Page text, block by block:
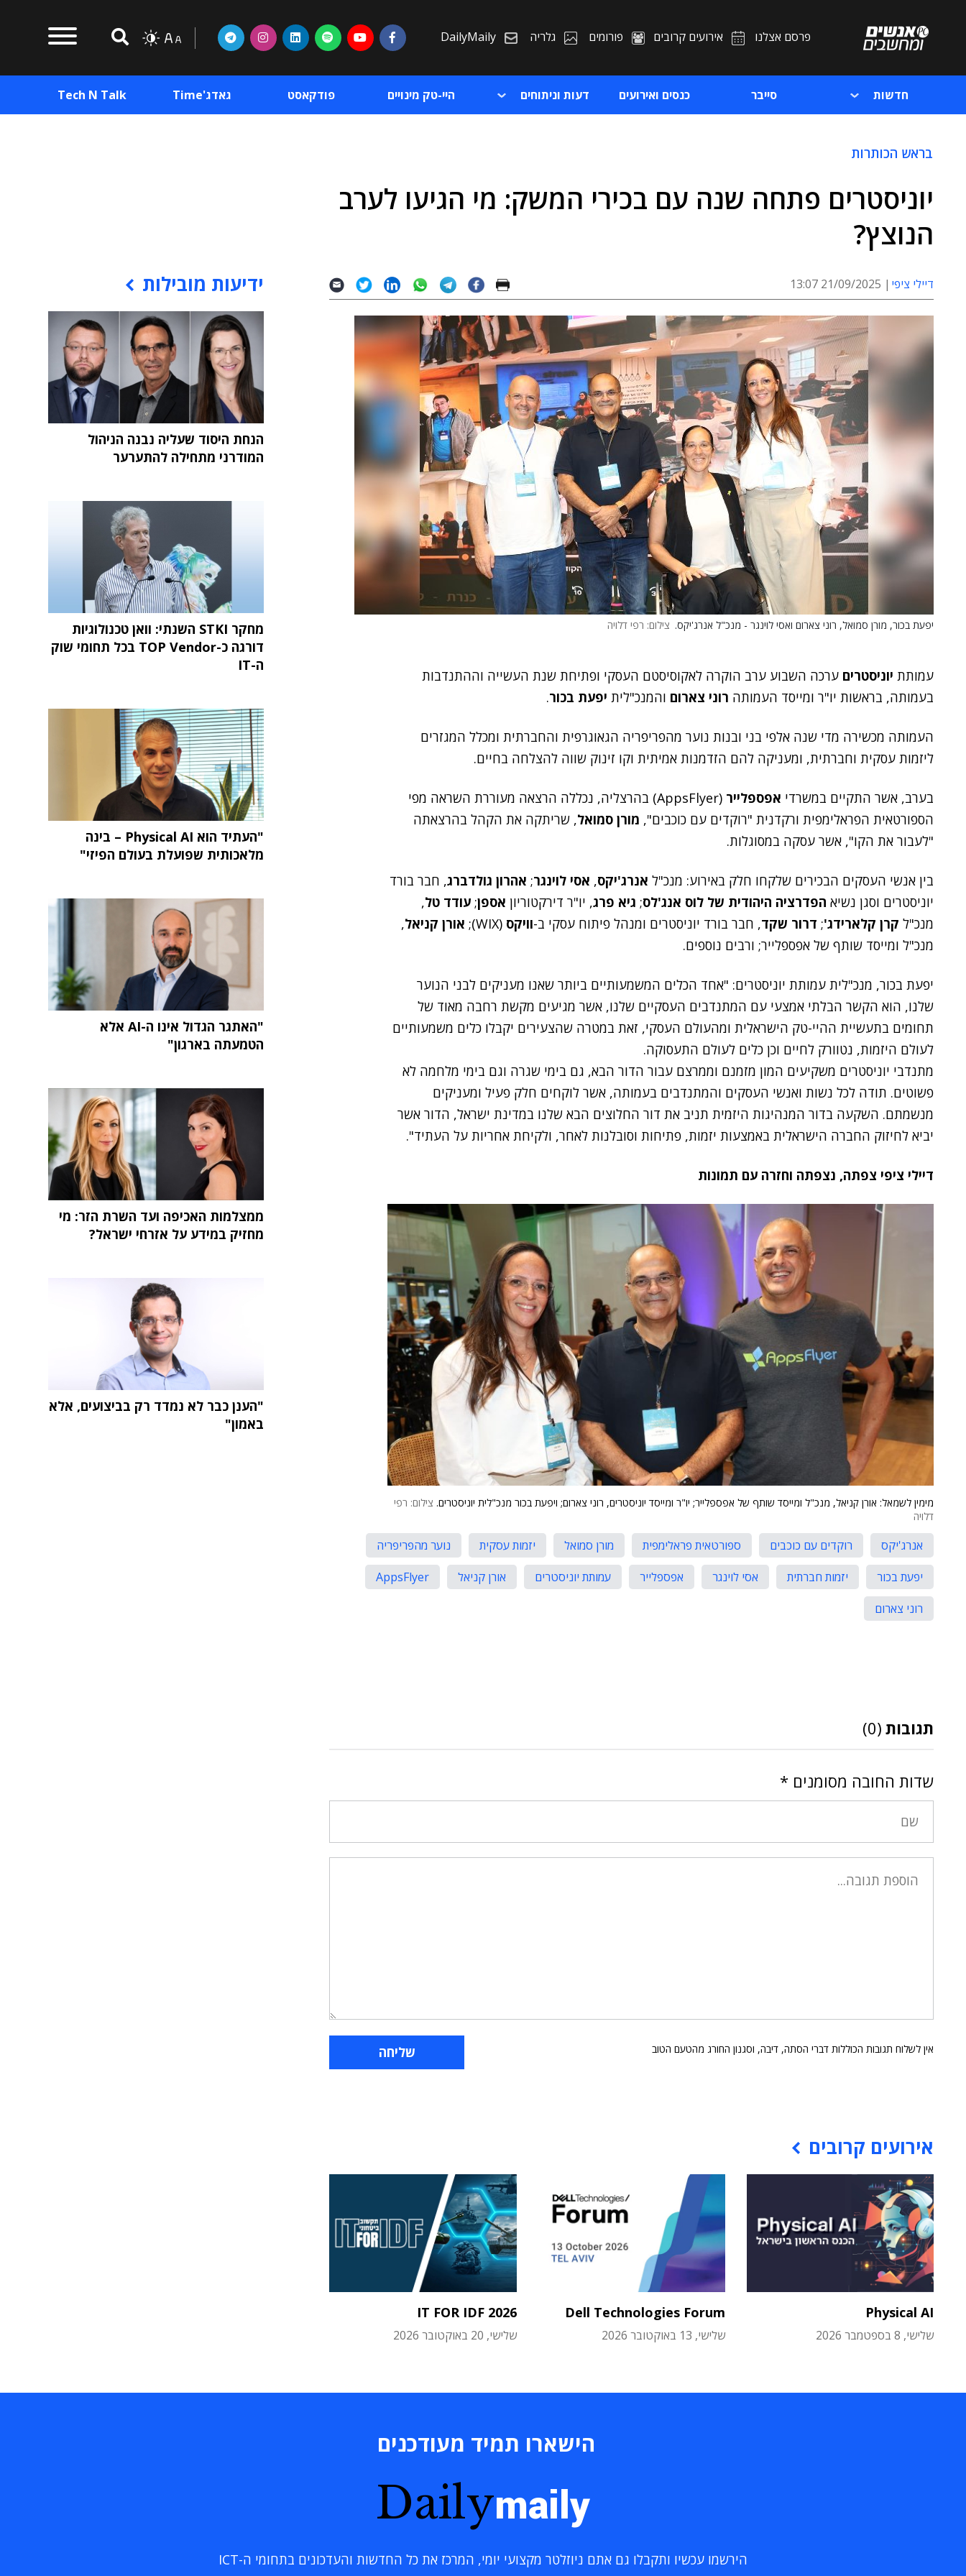
פרסם אצלנו אירועים קרובים פורומים גלריה DailyMaily
חדשות סייבר כנסים ואירועים דעות וניתוחים היי-טק מינויים פודקאסט גאדג'Time Tech N Talk
בראש הכותרות
יוניסטרים פתחה שנה עם בכירי המשק: מי הגיעו לערב
הנוצץ?
דיילי ציפי 21/09/2025 13:07
יפעת בכור, מורן סמואל, רוני צארום ואסי לוינגר - מנכ"ל אנרג'יקס. צילום: רפי דלויה
עמותת יוניסטרים ערכה השבוע ערב הוקרה לאקוסיסטם העסקי ופתיחת שנת העשייה וההתנדבות
בעמותה, בראשות יו"ר ומייסד העמותה רוני צארום והמנכ"לית יפעת בכור.
העמותה מכשירה מדי שנה אלפי בני ובנות נוער מהפריפריה הגאוגרפית והחברתית ומכלל המגזרים
ליזמות עסקית וחברתית, ומעניקה להם הזדמנות אמיתית וקו זינוק שווה להצלחה בחיים.
בערב, אשר התקיים במשרדי אפספלייר
(AppsFlyer) בהרצליה, נכללה הרצאה מעוררת השראה מפי
הספורטאית הפראלימפית ורקדנית "רוקדים עם כוכבים", מורן סמואל, שריתקה את הקהל בהרצאתה
"לעבור את הקו", אשר עסקה במסוגלות.
בין אנשי העסקים הבכירים שלקחו חלק באירוע: מנכ"ל אנרג'יקס, אסי לוינגר; אהרון גולדברג, חבר בורד
יוניסטרים וסגן נשיא הפדרציה היהודית של לוס אנג'לס; גיא פרג, יו"ר דירקטוריון אספן; עודד טל,
מנכ"ל קרן קלארידג'; דרור שקד, חבר בורד יוניסטרים ומנהל פיתוח עסקי ב-וויקס (WIX); אורן קניאל,
מנכ"ל ומייסד שותף של אפספלייר; ורבים נוספים.
יפעת בכור, מנכ"לית עמותת יוניסטרים: "אחד הכלים המשמעותיים ביותר שאנו מעניקים לבני הנוער
שלנו, הוא הקשר הבלתי אמצעי עם המתנדבים העסקיים שלנו, אשר מגיעים מקשת רחבה מאוד של
תחומים בתעשיית ההיי-טק הישראלית ומהעולם העסקי, זאת במטרה שהצעירים יקבלו כלים משמעותיים
לעולם היזמות, נטוורק לחיים וכן כלים לעולם התעסוקה.
מתנדבי יוניסטרים משקיעים המון מזמנם וממרצם עבור הדור הבא, גם בימי שגרה וגם בימי מלחמה לא
פשוטים. תודה לכל נשות ואנשי העסקים והמתנדבים בעמותה, אשר לוקחים חלק פעיל ומעניקים
מנשמתם. השקעה בדור המנהיגות היזמית תניב את דור החלוצים הבא שלנו במדינת ישראל, הדור אשר
יביא לחיזוק החברה הישראלית באמצעות יזמות, פתיחות וסובלנות לאחר, ולקיחת אחריות על העתיד".
דיילי ציפי צפתה, נצפתה וחזרה עם תמונות
מימין לשמאל: אורן קניאל, מנכ"ל ומייסד שותף של אפספלייר; יו"ר ומייסד יוניסטרים, רוני צארום; ויפעת בכור מנכ"לית יוניסטרים. צילום: רפי
דלויה
אנרג'יקס רוקדים עם כוכבים ספורטאית פראלימפית מורן סמואל יזמות עסקית
נוער מהפריפריה
יפעת בכור
יזמות חברתית אסי לוינגר אפספלייר עמותת יוניסטרים אורן קניאל
AppsFlyer
רוני צארום
תגובות (0)
שדות החובה מסומנים *
אין לשלוח תגובות הכוללות דברי הסתה, דיבה, וסגנון החורג מהטעם הטוב
אירועים קרובים
Physical AI
שלישי, 8 בספטמבר 2026
Dell Technologies Forum
שלישי, 13 באוקטובר 2026
IT FOR IDF 2026
שלישי, 20 באוקטובר 2026
ידיעות מובילות
הנחת היסוד שעליה נבנה הניהול
המודרני מתחילה להתערער
מחקר STKI השנתי: וואן טכנולוגיות
דורגה כ-TOP Vendor בכל תחומי שוק
ה-IT
"העתיד הוא Physical AI – בינה
מלאכותית שפועלת בעולם הפיזי"
"האתגר הגדול אינו ה-AI אלא
הטמעתה בארגון"
ממצלמות האכיפה ועד השרת הזר: מי
מחזיק במידע על אזרחי ישראל?
"הענן כבר לא נמדד רק בביצועים, אלא
באמון"
הישארו תמיד מעודכנים
Dailymaily
הירשמו עכשיו ותקבלו גם אתם ניוזלטר מקצועי יומי, המרכז את כל החדשות והעדכונים בתחומי ה-ICT